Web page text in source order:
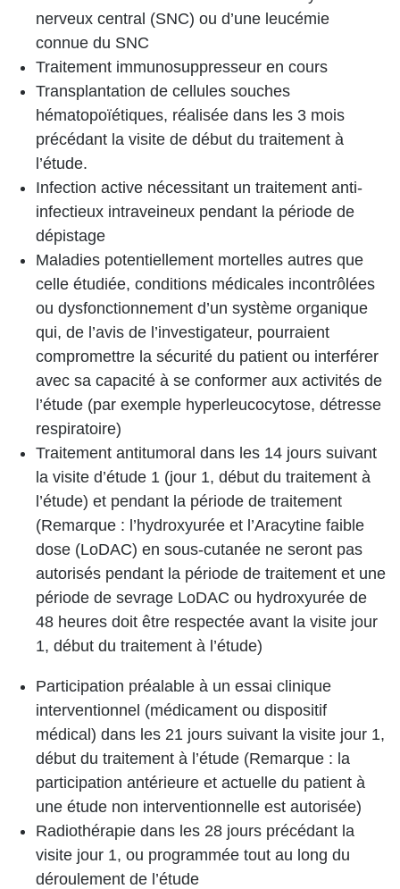
nerveux central (SNC) ou d’une leucémie
connue du SNC
Traitement immunosuppresseur en cours
Transplantation de cellules souches
hématopoïétiques, réalisée dans les 3 mois
précédant la visite de début du traitement à
l’étude.
Infection active nécessitant un traitement anti-
infectieux intraveineux pendant la période de
dépistage
Maladies potentiellement mortelles autres que
celle étudiée, conditions médicales incontrôlées
ou dysfonctionnement d’un système organique
qui, de l’avis de l’investigateur, pourraient
compromettre la sécurité du patient ou interférer
avec sa capacité à se conformer aux activités de
l’étude (par exemple hyperleucocytose, détresse
respiratoire)
Traitement antitumoral dans les 14 jours suivant
la visite d’étude 1 (jour 1, début du traitement à
l’étude) et pendant la période de traitement
(Remarque : l’hydroxyurée et l’Aracytine faible
dose (LoDAC) en sous-cutanée ne seront pas
autorisés pendant la période de traitement et une
période de sevrage LoDAC ou hydroxyurée de
48 heures doit être respectée avant la visite jour
1, début du traitement à l’étude)
Participation préalable à un essai clinique
interventionnel (médicament ou dispositif
médical) dans les 21 jours suivant la visite jour 1,
début du traitement à l’étude (Remarque : la
participation antérieure et actuelle du patient à
une étude non interventionnelle est autorisée)
Radiothérapie dans les 28 jours précédant la
visite jour 1, ou programmée tout au long du
déroulement de l’étude